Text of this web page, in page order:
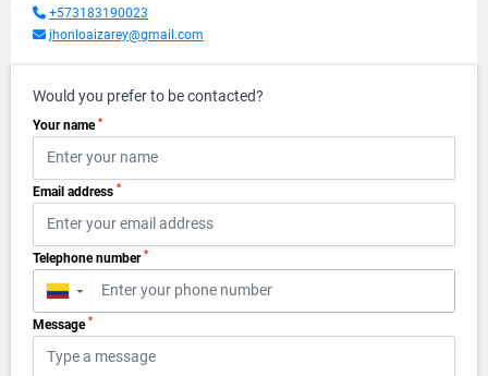
+573183190023
jhonloaizarey@gmail.com
Would you prefer to be contacted?
Your name *
Email address *
Telephone number *
▼
Message *